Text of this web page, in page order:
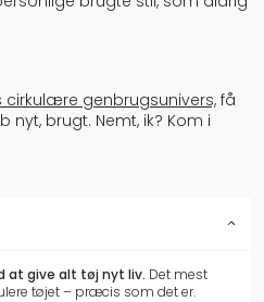
cirkulære genbrugsunivers, få
brugt. Nemt, ik? Kom i
at give alt tøj nyt liv. Det mest
tøjet – præcis som det er.